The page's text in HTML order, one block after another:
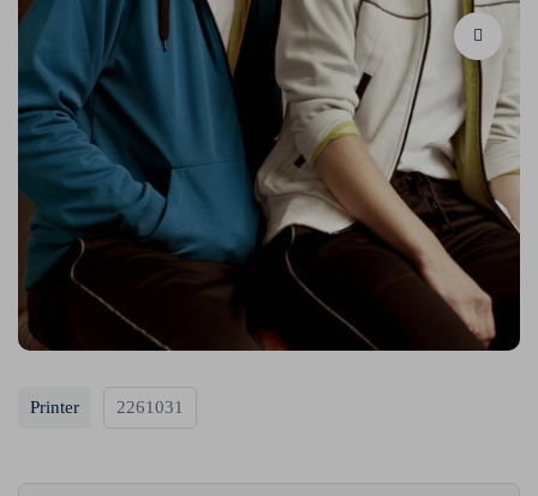
Printer 2261031